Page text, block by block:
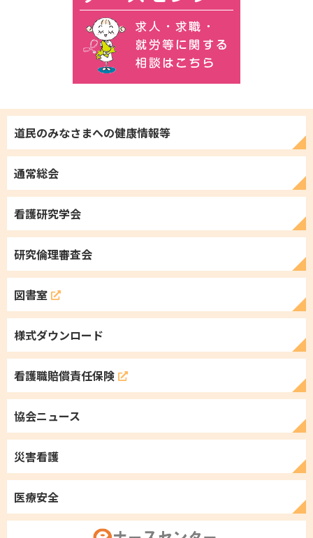
道民のみなさまへの健康情報等
通常総会
看護研究学会
研究倫理審査会
図書室
様式ダウンロード
看護職賠償責任保険
協会ニュース
災害看護
医療安全